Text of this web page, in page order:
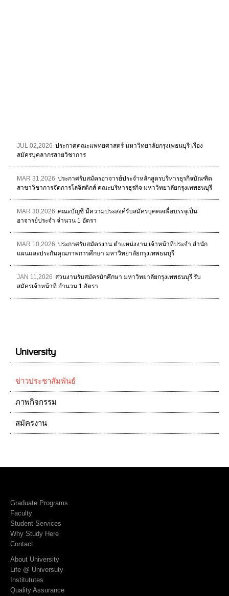
JUL 02,2026 ประกาศคณะแพทยศาสตร์ มหาวิทยาลัยกรุงเพธนบุรี เรื่อง
สมัครบุคลากรสายวิชาการ
MAR 31,2026 ประกาศรับสมัครอาจารย์ประจำหลักสูตรบริหารธุรกิจบัณฑิต
สาขาวิชาการจัดการโลจิสติกส์ คณะบริหารธุรกิจ มหาวิทยาลัยกรุงเทพธนบุรี
MAR 30,2026 คณะบัญชี มีความประสงค์รับสมัครบุคคลเพื่อบรรจุเป็น
อาจารย์ประจำ จำนวน 1 อัตรา
MAR 10,2026 ประกาศรับสมัครงาน ตำแหน่งงาน เจ้าหน้าที่ประจำ สำนัก
แผนและประกันคุณภาพการศึกษา มหาวิทยาลัยกรุงเทพธนบุรี
JAN 11,2026 ส่วนงานรับสมัครนักศึกษา มหาวิทยาลัยกรุงเทพธนบุรี รับ
สมัครเจ้าหน้าที่ จำนวน 1 อัตรา
University
ข่าวประชาสัมพันธ์
ภาพกิจกรรม
สมัครงาน
Graduate Programs
Faculty
Student Services
Why Study Here
Contact
About University
Life @ Universuty
Institututes
Quality Assurance